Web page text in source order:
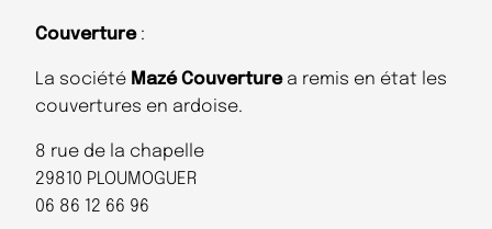
Couverture:
La société Mazé Couverturea remis en état les
couvertures en ardoise.
8 rue de la chapelle
29810 PLOUMOGUER
06 86 12 66 96